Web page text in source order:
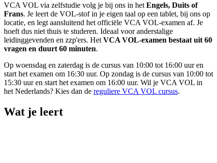
VCA VOL via zelfstudie volg je bij ons in het Engels, Duits of
Frans. Je leert de VOL-stof in je eigen taal op een tablet, bij ons op
locatie, en legt aansluitend het officiële VCA VOL-examen af. Je
hoeft dus niet thuis te studeren. Ideaal voor anderstalige
leidinggevenden en zzp'ers. Het VCA VOL-examen bestaat uit 60
vragen en duurt 60 minuten.
Op woensdag en zaterdag is de cursus van 10:00 tot 16:00 uur en
start het examen om 16:30 uur. Op zondag is de cursus van 10:00 tot
15:30 uur en start het examen om 16:00 uur. Wil je VCA VOL in
het Nederlands? Kies dan de reguliere VCA VOL cursus.
Wat je leert